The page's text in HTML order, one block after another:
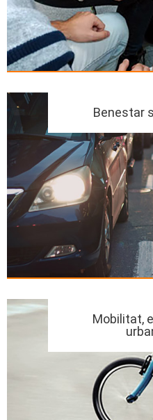
Benestar
Mobilitat,